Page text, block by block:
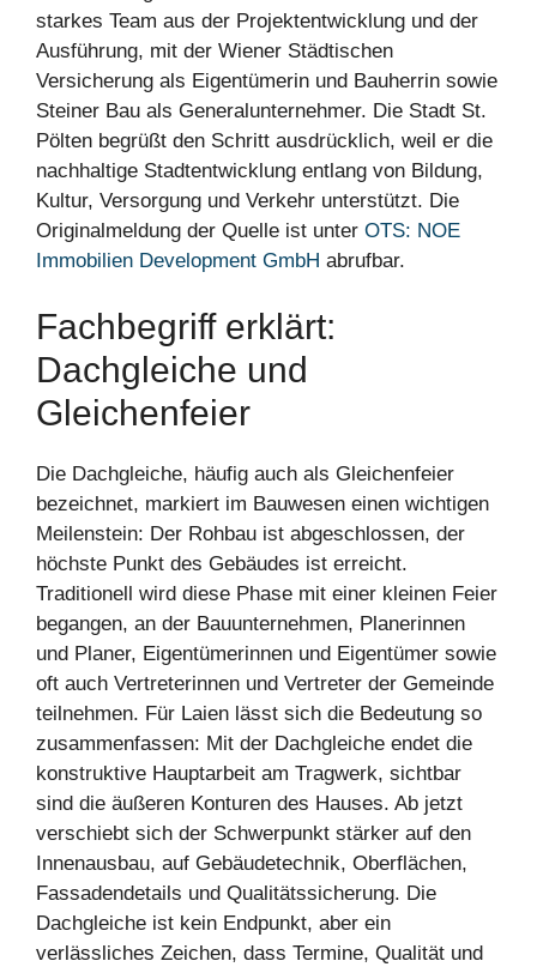
starkes Team aus der Projektentwicklung und der
Ausführung, mit der Wiener Städtischen
Versicherung als Eigentümerin und Bauherrin sowie
Steiner Bau als Generalunternehmer. Die Stadt St.
Pölten begrüßt den Schritt ausdrücklich, weil er die
nachhaltige Stadtentwicklung entlang von Bildung,
Kultur, Versorgung und Verkehr unterstützt. Die
Originalmeldung der Quelle ist unter OTS: NOE
Immobilien Development GmbH abrufbar.
Fachbegriff erklärt:
Dachgleiche und
Gleichenfeier
Die Dachgleiche, häufig auch als Gleichenfeier
bezeichnet, markiert im Bauwesen einen wichtigen
Meilenstein: Der Rohbau ist abgeschlossen, der
höchste Punkt des Gebäudes ist erreicht.
Traditionell wird diese Phase mit einer kleinen Feier
begangen, an der Bauunternehmen, Planerinnen
und Planer, Eigentümerinnen und Eigentümer sowie
oft auch Vertreterinnen und Vertreter der Gemeinde
teilnehmen. Für Laien lässt sich die Bedeutung so
zusammenfassen: Mit der Dachgleiche endet die
konstruktive Hauptarbeit am Tragwerk, sichtbar
sind die äußeren Konturen des Hauses. Ab jetzt
verschiebt sich der Schwerpunkt stärker auf den
Innenausbau, auf Gebäudetechnik, Oberflächen,
Fassadendetails und Qualitätssicherung. Die
Dachgleiche ist kein Endpunkt, aber ein
verlässliches Zeichen, dass Termine, Qualität und